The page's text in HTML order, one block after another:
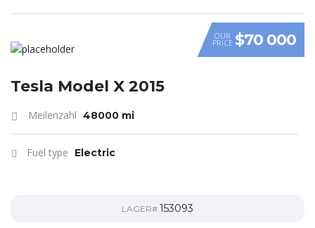
OUR
PRICE $70 000
Tesla Model X 2015
Meilenzahl 48000 mi
Fuel type Electric
LAGER# 153093